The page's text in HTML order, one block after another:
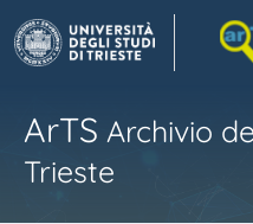
ArTS Archivio
Trieste